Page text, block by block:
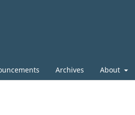
Archives About